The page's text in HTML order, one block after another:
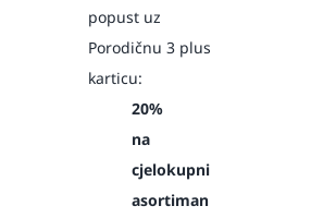
popust uz
Porodičnu 3 plus
karticu:
20%
na
cjelokupni
asortiman